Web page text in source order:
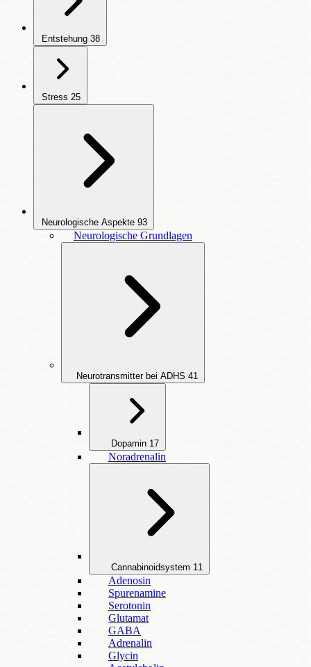
Entstehung 38
Stress 25
Neurologische Aspekte 93
Neurologische Grundlagen
Neurotransmitter bei ADHS 41
Dopamin 17
Noradrenalin
Cannabinoidsystem 11
Adenosin
Spurenamine
Serotonin
Glutamat
GABA
Adrenalin
Glycin